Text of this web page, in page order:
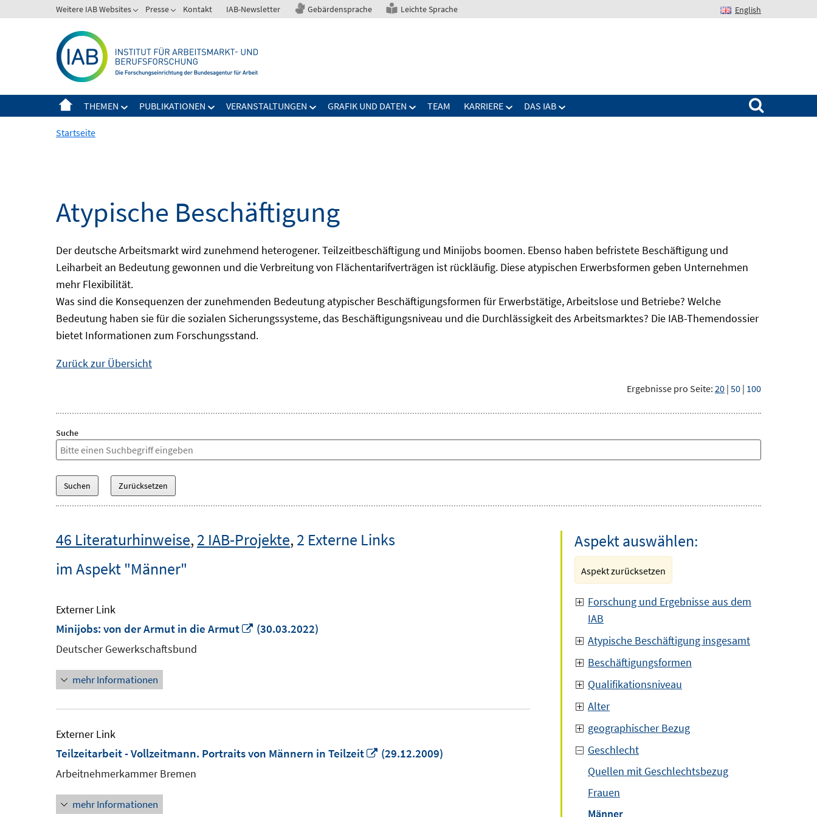
zum
Weitere IAB Websites Presse Kontakt IAB-Newsletter Gebärdensprache Leichte Sprache English
THEMEN PUBLIKATIONEN VERANSTALTUNGEN GRAFIK UND DATEN TEAM KARRIERE DAS IAB
Suchen nach:
Startseite
Atypische Beschäftigung
Der deutsche Arbeitsmarkt wird zunehmend heterogener. Teilzeitbeschäftigung und Minijobs boomen. Ebenso haben befristete Beschäftigung und
Leiharbeit an Bedeutung gewonnen und die Verbreitung von Flächentarifverträgen ist rückläufig. Diese atypischen Erwerbsformen geben Unternehmen
mehr Flexibilität.
Was sind die Konsequenzen der zunehmenden Bedeutung atypischer Beschäftigungsformen für Erwerbstätige, Arbeitslose und Betriebe? Welche
Bedeutung haben sie für die sozialen Sicherungssysteme, das Beschäftigungsniveau und die Durchlässigkeit des Arbeitsmarktes? Die IAB-Themendossier
bietet Informationen zum Forschungsstand.
Zurück zur Übersicht
Ergebnisse pro Seite: 20 | 50 | 100
Suche
46 Literaturhinweise,2 IAB-Projekte,2 Externe Links
im Aspekt "Männer"
Externer Link
Minijobs: von der Armut in die Armut
In
(30.03.2022)
Deutscher Gewerkschaftsbund
mehr Informationen
Externer Link
Teilzeitarbeit - Vollzeitmann. Portraits von Männern in Teilzeit
In
(29.12.2009)
Arbeitnehmerkammer Bremen
mehr Informationen
Aspekt auswählen:
Aspekt zurücksetzen
Forschung und Ergebnisse aus dem
IAB
Atypische Beschäftigung insgesamt
Beschäftigungsformen
Qualifikationsniveau
Alter
geographischer Bezug
Geschlecht
Quellen mit Geschlechtsbezug
Frauen
Männer